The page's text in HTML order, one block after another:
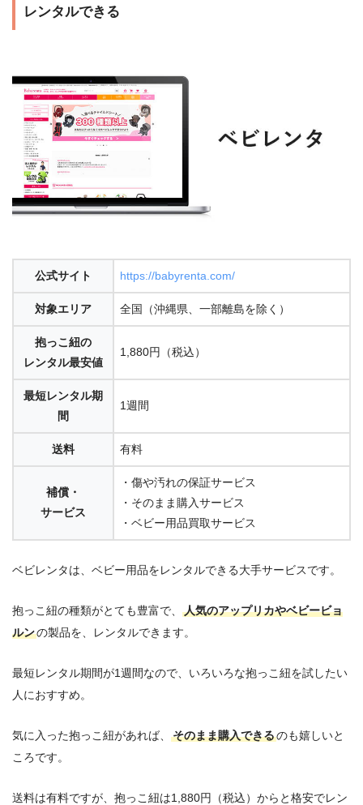
レンタルできる
公式サイト https://babyrenta.com/
対象エリア 全国（沖縄県、一部離島を除く）
抱っこ紐の
レンタル最安値
1,880円（税込）
最短レンタル期
間
1週間
送料 有料
補償・
サービス
・傷や汚れの保証サービス
・そのまま購入サービス
・ベビー用品買取サービス
ベビレンタは、ベビー用品をレンタルできる大手サービスです。
抱っこ紐の種類がとても豊富で、
人気のアップリカやベビービョ
ルンの製品を、レンタルできます。
最短レンタル期間が1週間なので、いろいろな抱っこ紐を試したい
人におすすめ。
気に入った抱っこ紐があれば、 そのまま購入できるのも嬉しいと
ころです。
送料は有料ですが、抱っこ紐は1,880円（税込）からと格安でレン